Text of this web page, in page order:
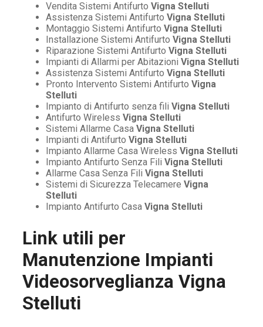
Vendita Sistemi Antifurto Vigna Stelluti
Assistenza Sistemi Antifurto Vigna Stelluti
Montaggio Sistemi Antifurto Vigna Stelluti
Installazione Sistemi Antifurto Vigna Stelluti
Riparazione Sistemi Antifurto Vigna Stelluti
Impianti di Allarmi per Abitazioni Vigna Stelluti
Assistenza Sistemi Antifurto Vigna Stelluti
Pronto Intervento Sistemi Antifurto Vigna
Stelluti
Impianto di Antifurto senza fili Vigna Stelluti
Antifurto Wireless Vigna Stelluti
Sistemi Allarme Casa Vigna Stelluti
Impianti di Antifurto Vigna Stelluti
Impianto Allarme Casa Wireless Vigna Stelluti
Impianto Antifurto Senza Fili Vigna Stelluti
Allarme Casa Senza Fili Vigna Stelluti
Sistemi di Sicurezza Telecamere Vigna
Stelluti
Impianto Antifurto Casa Vigna Stelluti
Link utili per
Manutenzione Impianti
Videosorveglianza Vigna
Stelluti